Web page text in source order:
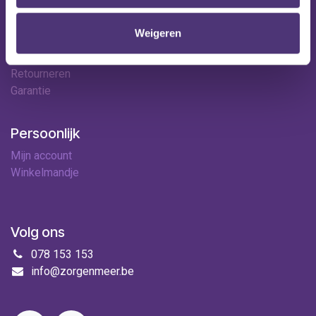
Weigeren
Betaalopties
Retourneren
Garantie
Persoonlijk
Mijn account
Winkelmandje
Volg ons
078 153 153
info@zorgenmeer.be